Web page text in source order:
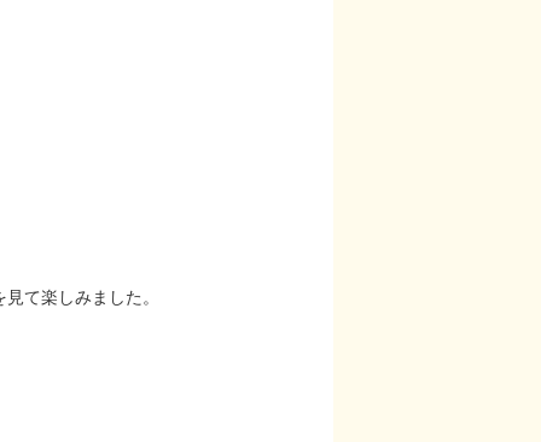
て楽しみました。